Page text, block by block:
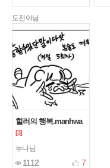
도전아님
힐러의 행복.manhwa
[3]
누나님
1112 7